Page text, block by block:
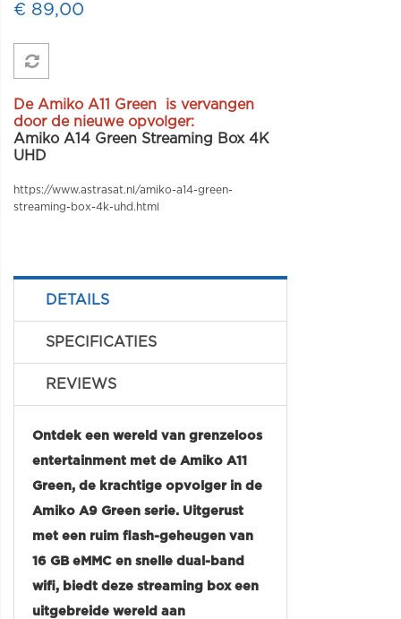
€ 89,00
De Amiko A11 Green is vervangen
door de nieuwe opvolger:
Amiko A14 Green Streaming Box 4K
UHD
https://www.astrasat.nl/amiko-a14-green-
streaming-box-4k-uhd.html
DETAILS
SPECIFICATIES
REVIEWS
Ontdek een wereld van grenzeloos
entertainment met de Amiko A11
Green, de krachtige opvolger in de
Amiko A9 Green serie. Uitgerust
met een ruim flash-geheugen van
16 GB eMMC en snelle dual-band
wifi, biedt deze streaming box een
uitgebreide wereld aan